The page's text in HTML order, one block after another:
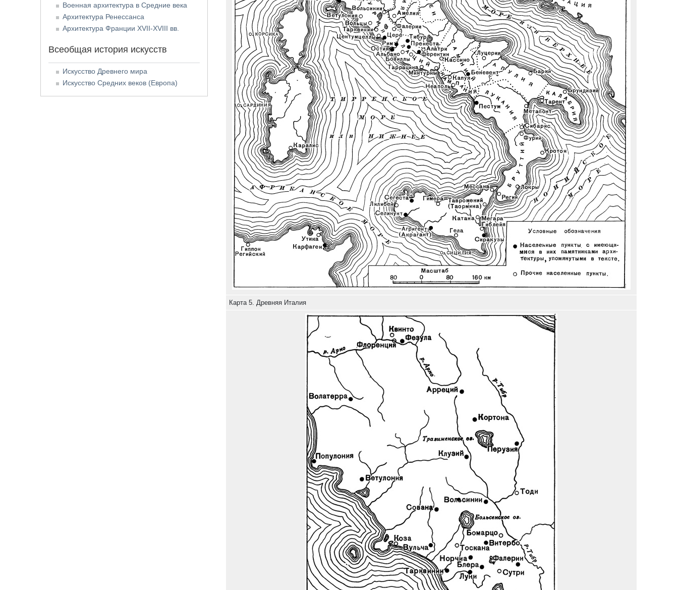
Карта 5. Древняя Италия
Военная архитектура в Средние века
Архитектура Ренессанса
Архитектура Франции XVII-XVIII вв.
Всеобщая история искусств
Искусство Древнего мира
Искусство Средних веков (Европа)